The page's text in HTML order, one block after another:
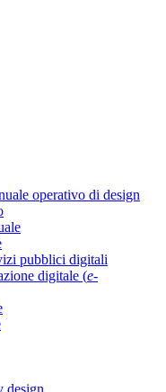
operativo di design
pubblici digitali
digitale (e-
design